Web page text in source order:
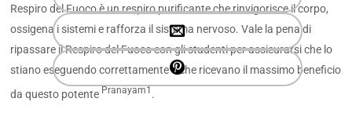
Respiro del Fuoco è un respiro purificante che rinvigorisce il corpo,
ossigena i sistemi e rafforza il sistema nervoso. Vale la pena di
ripassare il Respiro del Fuoco con gli studenti per assicurarsi che lo
stiano eseguendo correttamente e che ricevano il massimo beneficio
da questo potente Pranayam1 .